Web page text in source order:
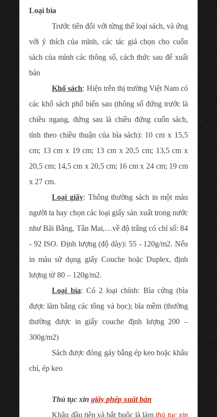
Loại bìa
Trước tiên đối với từng thể loại sách, và ứng
với ý thích của mình, các tác giả chọn cho cuốn
sách của mình các thông số, cách thức sau để xuất
bản
Khổ sách: Hiện trên thị trường Việt Nam có
các khổ sách phổ biến sau (thông số đứng trước là
chiều ngang, đứng sau là chiều đứng cuốn sách,
tính theo chiều thuận của bìa sách): 10 cm x 15,5
cm; 13 cm x 19 cm; 13 cm x 20,5 cm; 13,5 cm x
20,5 cm; 14,5 cm x 20,5 cm; 16 cm x 24 cm; 19 cm
x 27 cm.
Loại giấy: Thông thường sách in một màu
người ta hay chọn các loại giấy sản xuất trong nước
như Bãi Bằng, Tân Mai,…về độ trắng có chỉ số: 84
- 92 ISO. Định lượng (độ dày): 55 - 120g/m2. Nếu
in màu sử dụng giấy Couche hoặc Duplex, định
lượng từ 80 – 120g/m2.
Loại bìa: Có 2 loại chính: Bìa cứng (bìa
được làm bằng các tông và bọc); bìa mềm (thường
thường được in giấy couche định lượng 200 –
300g/m2)
Sách được đóng gáy bằng ép keo hoặc khâu
chỉ, ép keo
Thủ tục xingiấy phép xuất bản
Khâu đầu tiên và bắt buộc là làmthủ tục xin